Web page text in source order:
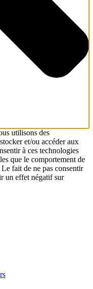
utilisons des
et/ou accéder aux
à ces technologies
que le comportement de
fait de ne pas consentir
un effet négatif sur